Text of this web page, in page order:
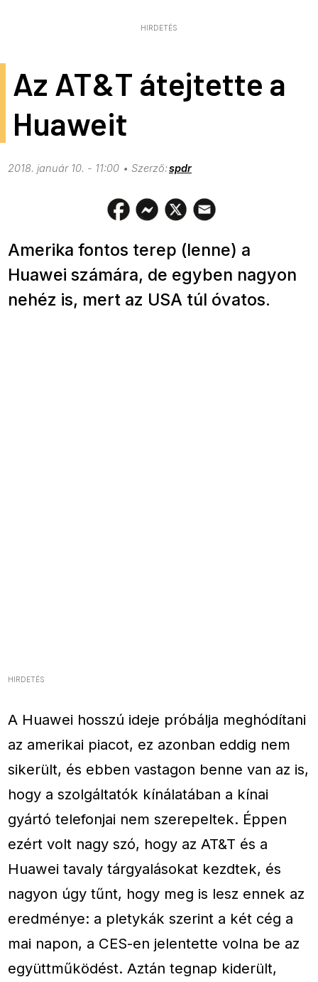
HIRDETÉS
Az AT&T átejtette a
Huaweit
2018. január 10. - 11:00 spdr
Amerika fontos terep (lenne) a
Huawei számára, de egyben nagyon
nehéz is, mert az USA túl óvatos.
HIRDETÉS
A Huawei hosszú ideje próbálja meghódítani
az amerikai piacot, ez azonban eddig nem
sikerült, és ebben vastagon benne van az is,
hogy a szolgáltatók kínálatában a kínai
gyártó telefonjai nem szerepeltek. Éppen
ezért volt nagy szó, hogy az AT&T és a
Huawei tavaly tárgyalásokat kezdtek, és
nagyon úgy tűnt, hogy meg is lesz ennek az
eredménye: a pletykák szerint a két cég a
mai napon, a CES-en jelentette volna be az
együttműködést. Aztán tegnap kiderült,